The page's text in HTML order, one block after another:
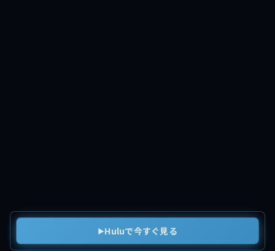
▶Huluで今すぐ見る